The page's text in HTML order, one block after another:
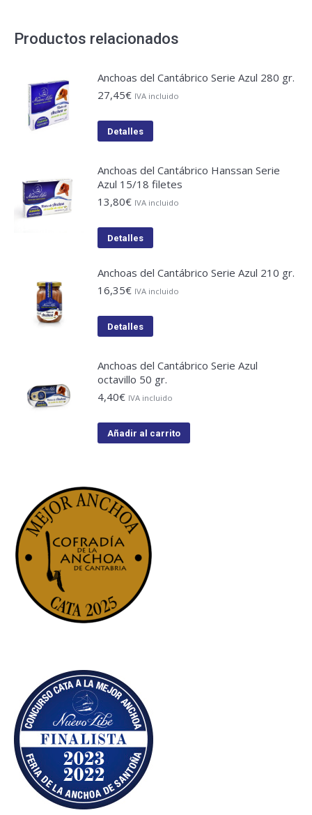
Productos relacionados
Anchoas del Cantábrico Serie Azul 280 gr.
27,45€ IVA incluido
Detalles
Anchoas del Cantábrico Hanssan Serie
Azul 15/18 filetes
13,80€ IVA incluido
Detalles
Anchoas del Cantábrico Serie Azul 210 gr.
16,35€ IVA incluido
Detalles
Anchoas del Cantábrico Serie Azul
octavillo 50 gr.
4,40€ IVA incluido
Añadir al carrito